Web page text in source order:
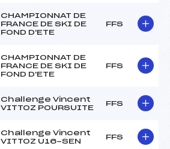
CHAMPIONNAT DE
FRANCE DE SKI DE
FOND D'ETE
FFS
CHAMPIONNAT DE
FRANCE DE SKI DE
FOND D'ETE
FFS
Challenge Vincent
VITTOZ POURSUITE
FFS
Challenge Vincent
VITTOZ U16-SEN
FFS